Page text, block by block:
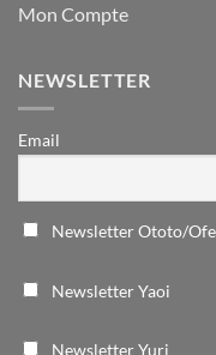
Mon Compte
NEWSLETTER
Email
Newsletter Ototo/
Newsletter Yaoi
Newsletter Yuri